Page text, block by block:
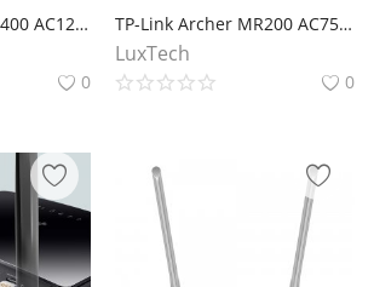
TP-Link Archer MR400 AC1200 Двухдиапазонный беспроводной 4G LTE маршрутизатор co слотом для SIM-карты
0
TP-Link Archer MR200 AC750 Двухдиапазонный беспроводной 4G LTE маршрутизатор co слотом для SIM-карты
LuxTech
0